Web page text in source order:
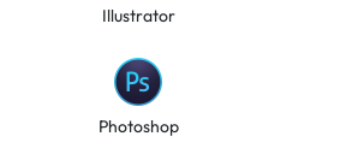
Illustrator
Photoshop